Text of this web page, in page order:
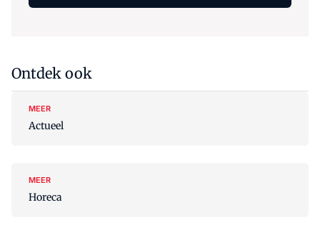
Ontdek ook
MEER
Actueel
MEER
Horeca